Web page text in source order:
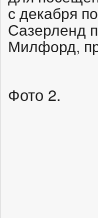
с декабря
Сазерленд
Милфорд,
Фото 2.